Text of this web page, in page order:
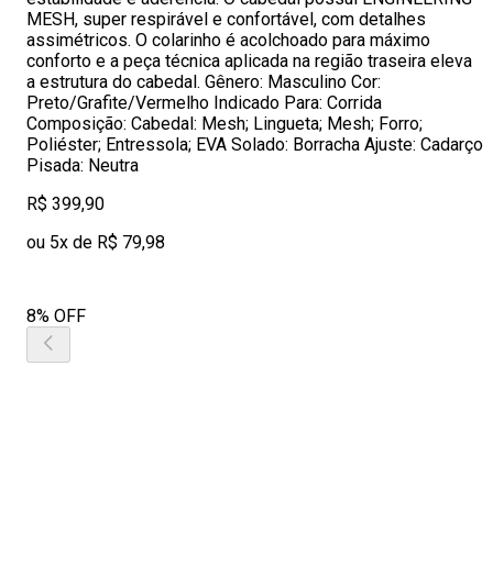
MESH, super respirável e confortável, com detalhes
assimétricos. O colarinho é acolchoado para máximo
conforto e a peça técnica aplicada na região traseira eleva
a estrutura do cabedal. Gênero: Masculino Cor:
Preto/Grafite/Vermelho Indicado Para: Corrida
Composição: Cabedal: Mesh; Lingueta; Mesh; Forro;
Poliéster; Entressola; EVA Solado: Borracha Ajuste: Cadarço
Pisada: Neutra
R$ 399,90
ou 5x de R$ 79,98
8% OFF